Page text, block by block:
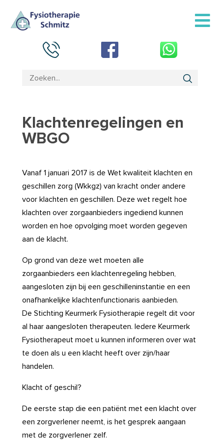
Klachtenregelingen en
WBGO
Vanaf 1 januari 2017 is de Wet kwaliteit klachten en
geschillen zorg (Wkkgz) van kracht onder andere
voor klachten en geschillen. Deze wet regelt hoe
klachten over zorgaanbieders ingediend kunnen
worden en hoe opvolging moet worden gegeven
aan de klacht.
Op grond van deze wet moeten alle
zorgaanbieders een klachtenregeling hebben,
aangesloten zijn bij een geschilleninstantie en een
onafhankelijke klachtenfunctionaris aanbieden.
De Stichting Keurmerk Fysiotherapie regelt dit voor
al haar aangesloten therapeuten. Iedere Keurmerk
Fysiotherapeut moet u kunnen informeren over wat
te doen als u een klacht heeft over zijn/haar
handelen.
Klacht of geschil?
De eerste stap die een patiënt met een klacht over
een zorgverlener neemt, is het gesprek aangaan
met de zorgverlener zelf.